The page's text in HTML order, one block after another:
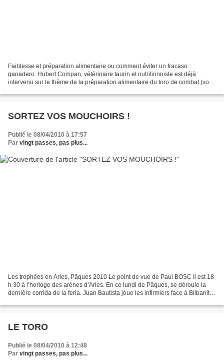
Faiblesse et préparation alimentaire ou comment éviter un fracaso
ganadero. Hubert Compan, vétérinaire taurin et nutritionniste est déjà
intervenu sur le thème de la préparation alimentaire du toro de combat (voir
SORTEZ VOS MOUCHOIRS !
Publié le 08/04/2010 à 17:57
Par vingt passes, pas plus...
Les trophées en Arles, Pâques 2010 Le point de vue de Paul BOSC Il est 18
h 30 à l’horloge des arènes d’Arles. En ce lundi de Pâques, se déroule la
dernière corrida de la feria. Juan Bautista joue les infirmiers face à Bilbanito
LE TORO
Publié le 08/04/2010 à 12:48
Par vingt passes, pas plus...